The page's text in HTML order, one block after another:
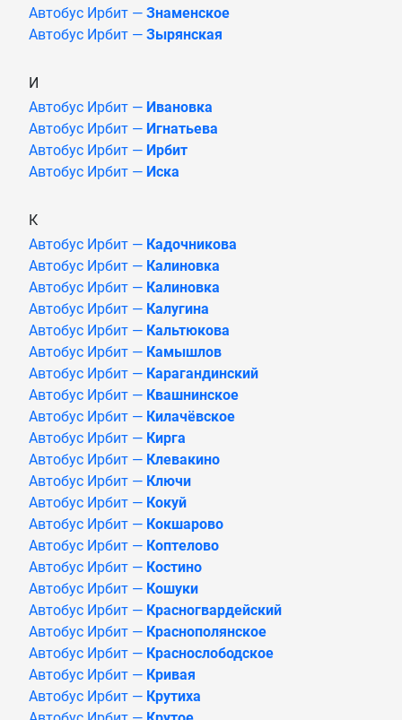
Автобус Ирбит — Знаменское
Автобус Ирбит — Зырянская
И
Автобус Ирбит — Ивановка
Автобус Ирбит — Игнатьева
Автобус Ирбит — Ирбит
Автобус Ирбит — Иска
К
Автобус Ирбит — Кадочникова
Автобус Ирбит — Калиновка
Автобус Ирбит — Калиновка
Автобус Ирбит — Калугина
Автобус Ирбит — Кальтюкова
Автобус Ирбит — Камышлов
Автобус Ирбит — Карагандинский
Автобус Ирбит — Квашнинское
Автобус Ирбит — Килачёвское
Автобус Ирбит — Кирга
Автобус Ирбит — Клевакино
Автобус Ирбит — Ключи
Автобус Ирбит — Кокуй
Автобус Ирбит — Кокшарово
Автобус Ирбит — Коптелово
Автобус Ирбит — Костино
Автобус Ирбит — Кошуки
Автобус Ирбит — Красногвардейский
Автобус Ирбит — Краснополянское
Автобус Ирбит — Краснослободское
Автобус Ирбит — Кривая
Автобус Ирбит — Крутиха